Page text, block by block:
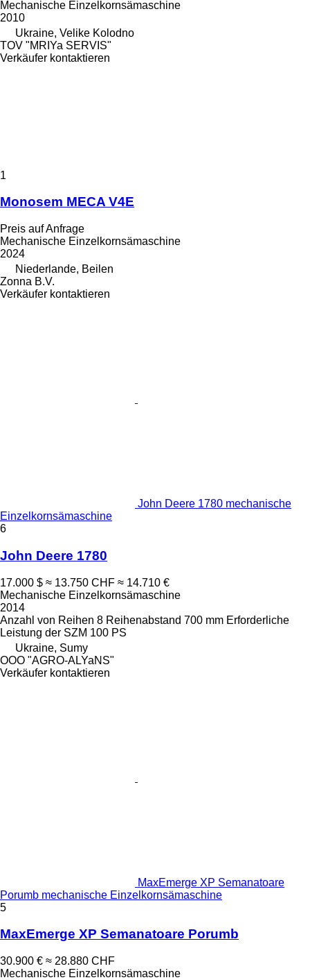
Mechanische Einzelkornsämaschine
2010
Ukraine, Velike Kolodno
TOV "MRIYa SERVIS"
Verkäufer kontaktieren
1
Monosem MECA V4E
Preis auf Anfrage
Mechanische Einzelkornsämaschine
2024
Niederlande, Beilen
Zonna B.V.
Verkäufer kontaktieren
John Deere 1780 mechanische
Einzelkornsämaschine
6
John Deere 1780
17.000 $ ≈ 13.750 CHF ≈ 14.710 €
Mechanische Einzelkornsämaschine
2014
Anzahl von Reihen 8 Reihenabstand 700 mm Erforderliche
Leistung der SZM 100 PS
Ukraine, Sumy
OOO "AGRO-ALYaNS"
Verkäufer kontaktieren
MaxEmerge XP Semanatoare
Porumb mechanische Einzelkornsämaschine
5
MaxEmerge XP Semanatoare Porumb
30.900 € ≈ 28.880 CHF
Mechanische Einzelkornsämaschine